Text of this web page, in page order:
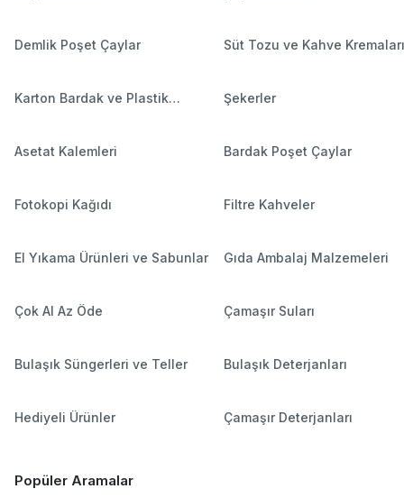
Demlik Poşet Çaylar Süt Tozu ve Kahve Kremaları
Karton Bardak ve Plastik
Şekerler
Asetat Kalemleri Bardak Poşet Çaylar
Fotokopi Kağıdı Filtre Kahveler
El Yıkama Ürünleri ve Sabunlar Gıda Ambalaj Malzemeleri
Çok Al Az Öde Çamaşır Suları
Bulaşık Süngerleri ve Teller Bulaşık Deterjanları
Hediyeli Ürünler Çamaşır Deterjanları
Popüler Aramalar